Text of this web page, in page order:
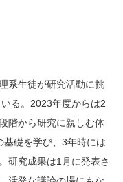
系生徒が研究活動に挑
る。2023年度からは2
階から研究に親しむ体
礎を学び、3年時には
研究成果は1月に発表さ